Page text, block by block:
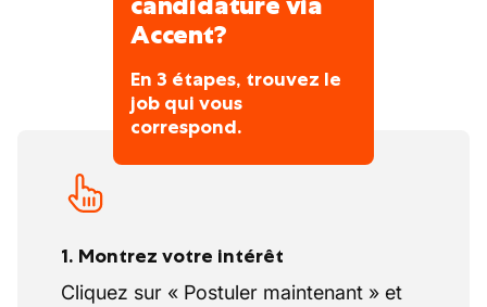
est alignés.
Vos congés
20 congés légaux
Accent?
En 3 étapes, trouvez le
job qui vous
correspond.
1. Montrez votre intérêt
Cliquez sur « Postuler maintenant » et